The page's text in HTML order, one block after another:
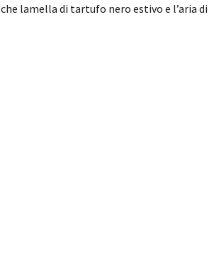
lamella di tartufo nero estivo e l’aria di